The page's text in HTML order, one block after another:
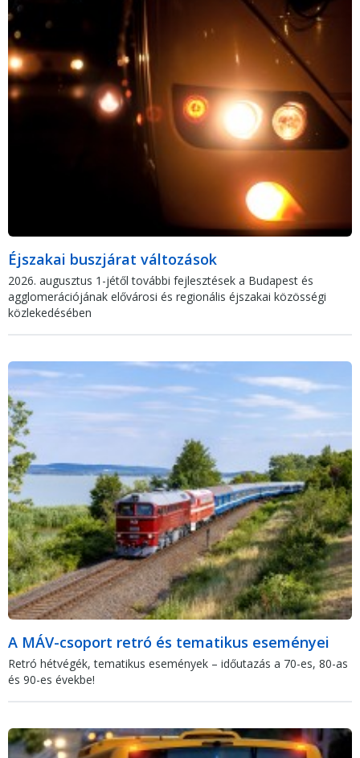
Éjszakai buszjárat változások
2026. augusztus 1-jétől további fejlesztések a Budapest és
agglomerációjának elővárosi és regionális éjszakai közösségi
közlekedésében
A MÁV-csoport retró és tematikus eseményei
Retró hétvégék, tematikus események – időutazás a 70-es, 80-as
és 90-es évekbe!